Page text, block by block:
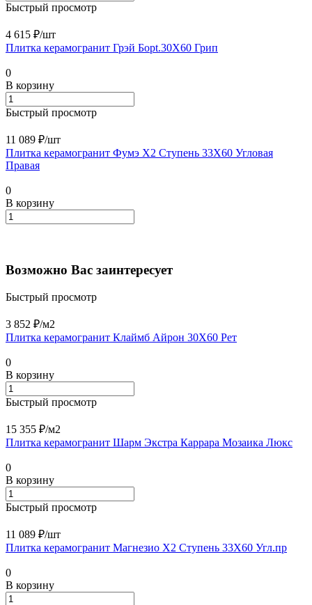
Быстрый просмотр
4 615 ₽/шт
Плитка керамогранит Грэй Борt.30X60 Грип
0
В корзину
Быстрый просмотр
11 089 ₽/шт
Плитка керамогранит Фумэ Х2 Ступень 33X60 Угловая
Правая
0
В корзину
Возможно Вас заинтересует
Быстрый просмотр
3 852 ₽/м2
Плитка керамогранит Клаймб Айрон 30X60 Рет
0
В корзину
Быстрый просмотр
15 355 ₽/м2
Плитка керамогранит Шарм Экстра Каррара Мозаика Люкс
0
В корзину
Быстрый просмотр
11 089 ₽/шт
Плитка керамогранит Магнезио Х2 Ступень 33X60 Угл.пр
0
В корзину